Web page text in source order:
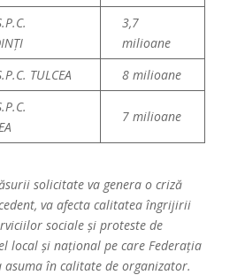
3,7
milioane
TULCEA 8 milioane
7 milioane
solicitate va genera o criză
va afecta calitatea îngrijirii
sociale și proteste de
local și național pe care Federația
asuma în calitate de organizator.